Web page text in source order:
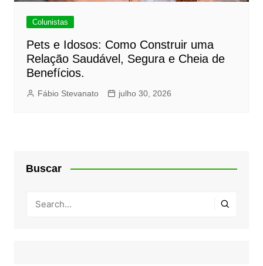
Colunistas
Pets e Idosos: Como Construir uma
Relação Saudável, Segura e Cheia de
Benefícios.
Fábio Stevanato julho 30, 2026
Buscar